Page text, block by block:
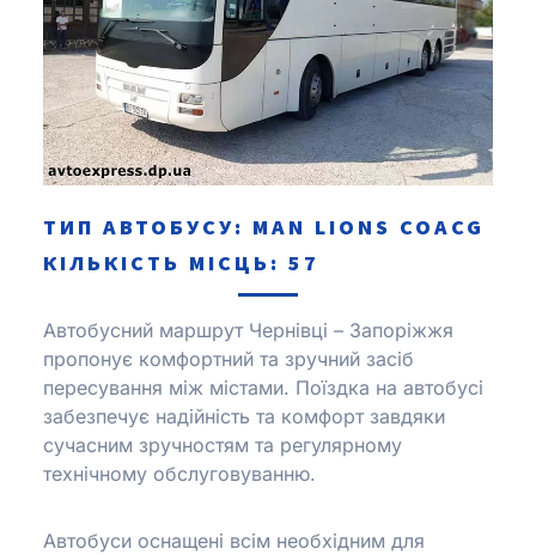
ТИП АВТОБУСУ: MAN LІONS COACG
КІЛЬКІСТЬ МІСЦЬ: 57
Автобусний маршрут Чернівці – Запоріжжя
пропонує комфортний та зручний засіб
пересування між містами. Поїздка на автобусі
забезпечує надійність та комфорт завдяки
сучасним зручностям та регулярному
технічному обслуговуванню.
Автобуси оснащені всім необхідним для